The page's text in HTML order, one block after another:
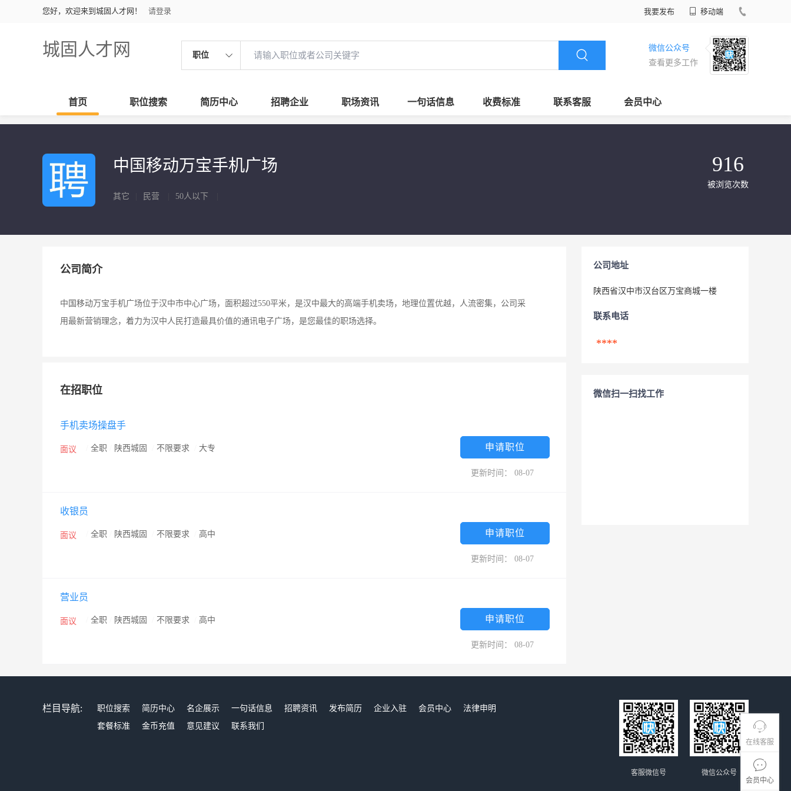
您好，欢迎来到城固人才网！ 请登录 我要发布 移动端
城固人才网 职位
微信公众号
查看更多工作
首页 职位搜索 简历中心 招聘企业 职场资讯 一句话信息 收费标准 联系客服 会员中心
在线客服
会员中心
中国移动万宝手机广场
其它 民营 50人以下
916
被浏览次数
公司简介
中国移动万宝手机广场位于汉中市中心广场，面积超过550平米，是汉中最大的高端手机卖场，地理位置优越，人流密集，公司采
用最新营销理念，着力为汉中人民打造最具价值的通讯电子广场，是您最佳的职场选择。
在招职位
手机卖场操盘手
面议 全职 陕西城固 不限要求 大专 申请职位
更新时间： 08-07
收银员
面议 全职 陕西城固 不限要求 高中 申请职位
更新时间： 08-07
营业员
面议 全职 陕西城固 不限要求 高中 申请职位
更新时间： 08-07
公司地址
陕西省汉中市汉台区万宝商城一楼
联系电话
****
微信扫一扫找工作
栏目导航: 职位搜索 简历中心 名企展示 一句话信息 招聘资讯 发布简历 企业入驻 会员中心
法律申明
套餐标准
金币充值 意见建议 联系我们
微信公众号
客服微信号